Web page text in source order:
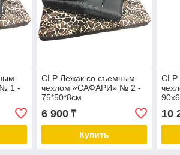
1 -
CLP Лежак со съемным
чехлом «САФАРИ» № 2 -
75*50*8см
6 900₸
Купить
CLР
10